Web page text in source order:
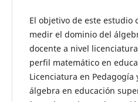
El objetivo de este
medir el dominio del
docente a nivel
perfil matemático en
Licenciatura en
álgebra en educación